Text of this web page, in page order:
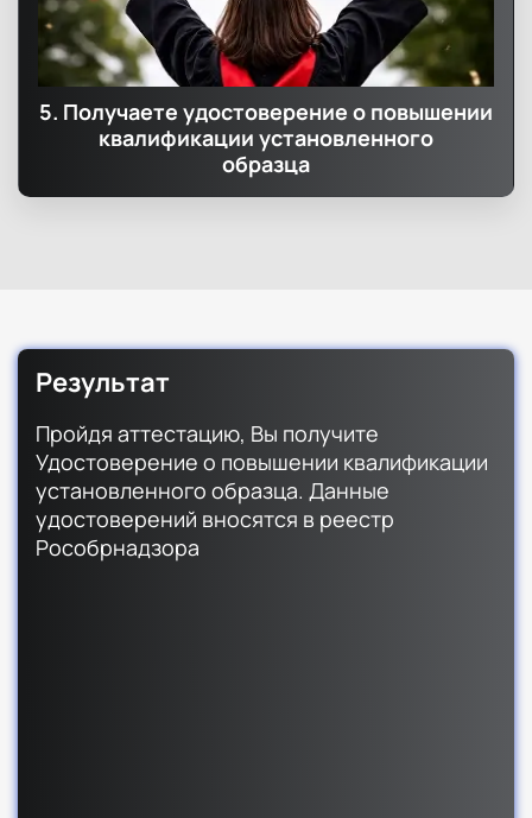
5. Получаете удостоверение о повышении
квалификации установленного
образца
Результат
Пройдя аттестацию, Вы получите
Удостоверение о повышении квалификации
установленного образца. Данные
удостоверений вносятся в реестр
Рособрнадзора